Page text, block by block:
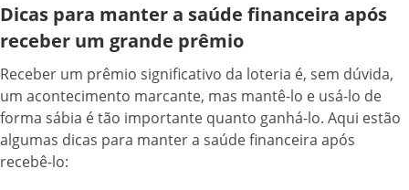
Dicas para manter a saúde financeira após
receber um grande prêmio
Receber um prêmio significativo da loteria é, sem dúvida,
um acontecimento marcante, mas mantê-lo e usá-lo de
forma sábia é tão importante quanto ganhá-lo. Aqui estão
algumas dicas para manter a saúde financeira após
recebê-lo: